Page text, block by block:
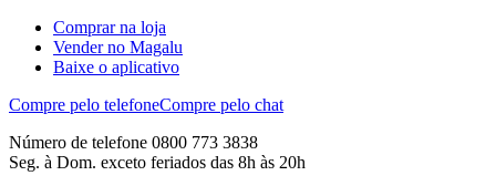
Comprar na loja
Vender no Magalu
Baixe o aplicativo
Compre pelo telefoneCompre pelo chat
Número de telefone 0800 773 3838
Seg. à Dom. exceto feriados das 8h às 20h